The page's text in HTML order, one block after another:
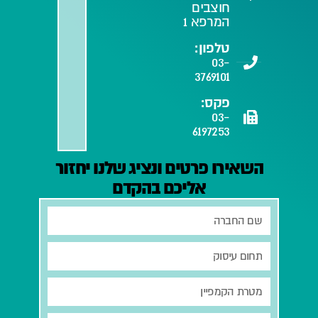
חוצבים
המרפא 1
טלפון:
03-
3769101
פקס:
03-
6197253
השאירו פרטים ונציג שלנו יחזור
אליכם בהקדם